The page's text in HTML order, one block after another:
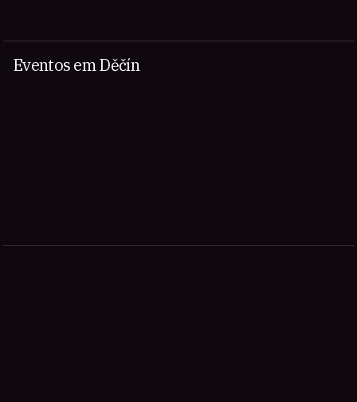
Eventos em Děčín